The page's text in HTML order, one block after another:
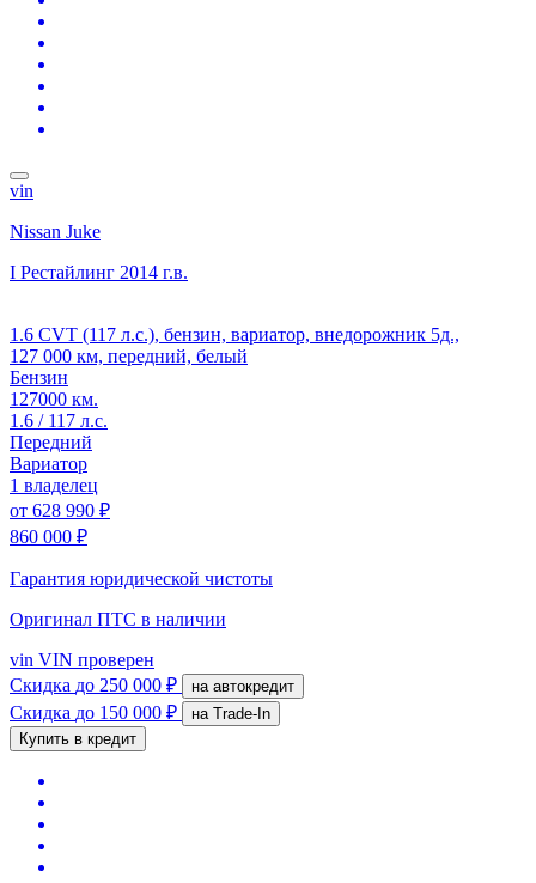
vin
Nissan Juke
I Рестайлинг 2014 г.в.
1.6 CVT (117 л.с.), бензин, вариатор, внедорожник 5д.,
127 000 км, передний, белый
Бензин
127000 км.
1.6 / 117 л.с.
Передний
Вариатор
1 владелец
от 628 990 ₽
860 000 ₽
Гарантия юридической чистоты
Оригинал ПТС в наличии
vin VIN проверен
Скидка до 250 000 ₽ на автокредит
Скидка до 150 000 ₽
на Trade-In
Купить в кредит